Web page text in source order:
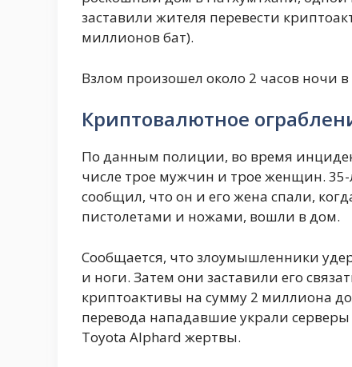
заставили жителя перевести
миллионов бат).
Взлом произошел около 2 часов ночи
Криптовалютное
По данным полиции, во время
числе трое мужчин и трое женщин.
сообщил, что он и его жена спали,
пистолетами и ножами, вошли в дом.
Сообщается, что злоумышленники
и ноги. Затем они заставили его
криптоактивы на сумму 2 миллиона
перевода нападавшие украли
Toyota Alphard жертвы.